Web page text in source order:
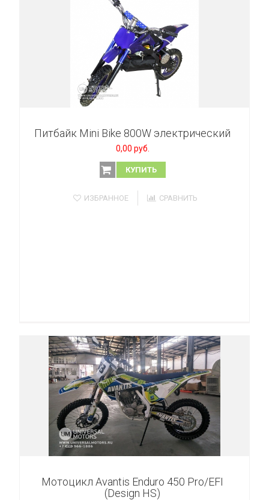
Питбайк Mini Bike 800W электрический
0,00 руб.
КУПИТЬ
ИЗБРАННОЕ СРАВНИТЬ
Мотоцикл Avantis Enduro 450 Pro/EFI
(Design HS)